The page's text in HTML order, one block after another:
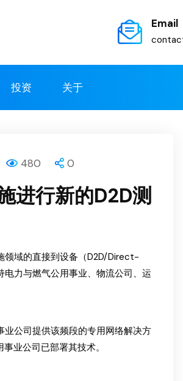
Email
投资 关于
480 0
进行新的D2D测
领域的直接到设备（D2D/Direct-
力与燃气公用事业、物流公司、运
公司提供该频段的专用网络解决方
业公司已部署其技术。